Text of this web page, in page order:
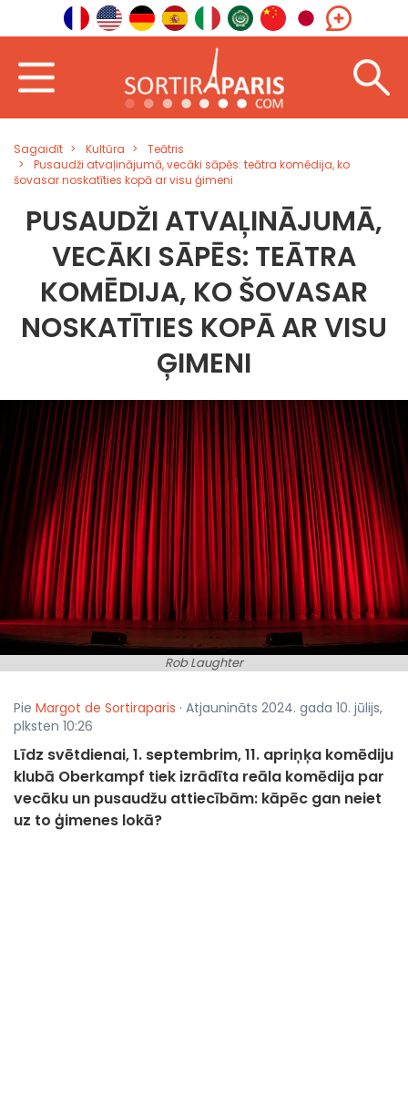
Sagaidīt Kultūra
Teātris
Pusaudži atvaļinājumā, vecāki sāpēs: teātra komēdija, ko
šovasar noskatīties kopā ar visu ģimeni
PUSAUDŽI ATVAĻINĀJUMĀ,
VECĀKI SĀPĒS: TEĀTRA
KOMĒDIJA, KO ŠOVASAR
NOSKATĪTIES KOPĀ AR VISU
ĢIMENI
Rob Laughter
Pie Margot de Sortiraparis · Atjaunināts 2024. gada 10. jūlijs,
plksten 10:26
Līdz svētdienai, 1. septembrim, 11. apriņķa komēdiju
klubā Oberkampf tiek izrādīta reāla komēdija par
vecāku un pusaudžu attiecībām: kāpēc gan neiet
uz to ģimenes lokā?